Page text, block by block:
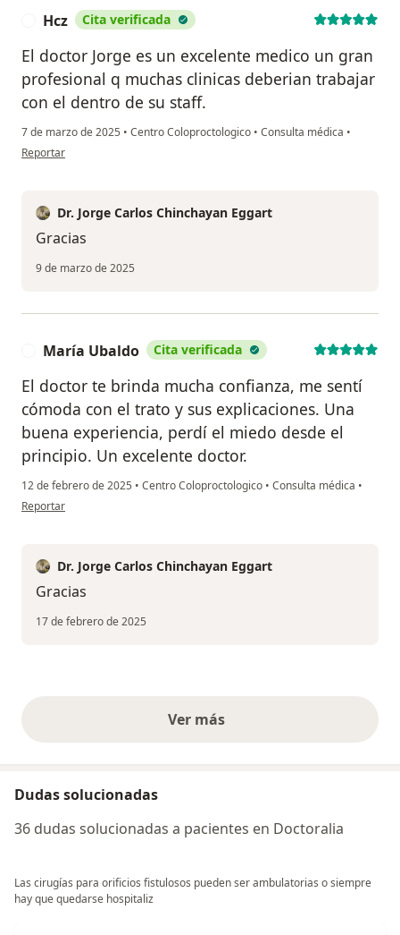
Hcz Cita verificada
El doctor Jorge es un excelente medico un gran
profesional q muchas clinicas deberian trabajar
con el dentro de su staff.
7 de marzo de 2025 • Centro Coloproctologico • Consulta médica •
en opinión del usuario Hcz
Reportar
Dr. Jorge Carlos Chinchayan Eggart
Gracias
9 de marzo de 2025
María Ubaldo Cita verificada
El doctor te brinda mucha confianza, me sentí
cómoda con el trato y sus explicaciones. Una
buena experiencia, perdí el miedo desde el
principio. Un excelente doctor.
12 de febrero de 2025 • Centro Coloproctologico • Consulta médica •
en opinión del usuario María Ubaldo
Reportar
Dr. Jorge Carlos Chinchayan Eggart
Gracias
17 de febrero de 2025
Ver másopiniones anteriores
Dudas solucionadas
36 dudas solucionadas a pacientes en Doctoralia
Las cirugías para orificios fistulosos pueden ser ambulatorias o siempre
hay que quedarse hospitaliz